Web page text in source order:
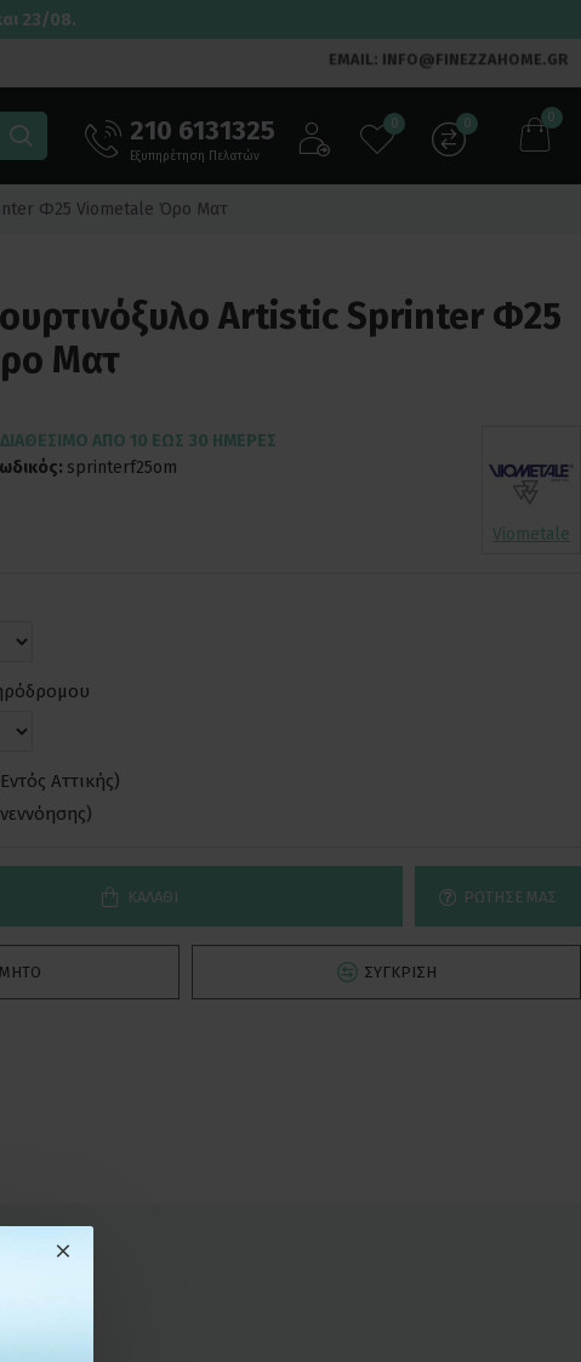
23/08.
EMAIL: INFO@FINEZZAHOME.GR
210 6131325
Εξυπηρέτηση Πελατών
0 0 0
Φ25 Viometale Όρο Ματ
Artistic Sprinter Φ25
Ματ
ΔΙΑΘΈΣΙΜΟ ΑΠΌ 10 ΈΩΣ 30 ΗΜΈΡΕΣ
sprinterf25om
Viometale
Αττικής)
ΚΑΛΆΘΙ ΡΏΤΗΣΕ ΜΑΣ
ΣΎΓΚΡΙΣΗ